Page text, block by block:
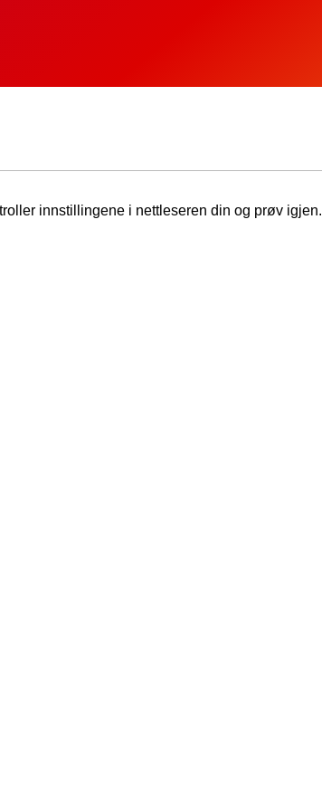
innstillingene i nettleseren din og prøv igjen.